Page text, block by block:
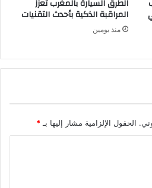
الطرق السيارة بالمغرب تعزز
المراقبة الذكية بأحدث التقنيات
منذ يومين
الحقول الإلزامية مشار إليها بـ *